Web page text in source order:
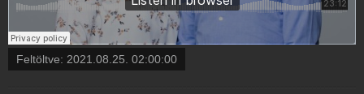
Feltöltve: 2021.08.25. 02:00:00